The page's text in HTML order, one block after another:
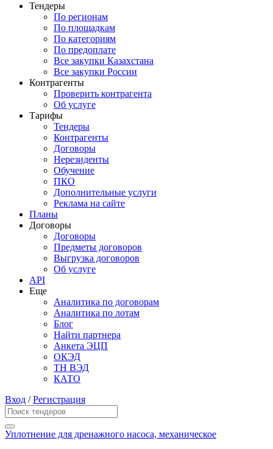
Тендеры
По регионам
По площадкам
По категориям
По предоплате
Все закупки Казахстана
Все закупки России
Контрагенты
Проверить контрагента
Об услуге
Тарифы
Тендеры
Контрагенты
Договоры
Нерезиденты
Обучение
ПКО
Дополнительные услуги
Реклама на сайте
Планы
Договоры
Договоры
Предметы договоров
Выгрузка договоров
Об услуге
API
Еще
Аналитика по договорам
Аналитика по лотам
Блог
Найти партнера
Анкета ЭЦП
ОКЭД
ТН ВЭД
КАТО
Вход /Регистрация
Уплотнение для дренажного насоса, механическое